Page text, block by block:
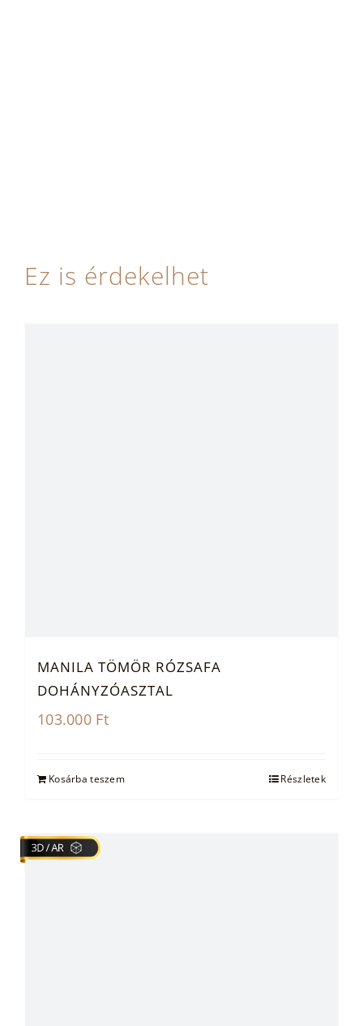
Ez is érdekelhet
MANILA TÖMÖR RÓZSAFA
DOHÁNYZÓASZTAL
103.000 Ft
Kosárba teszem Részletek